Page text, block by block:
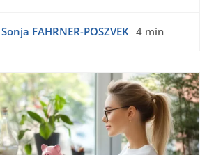
Sonja FAHRNER-POSZVEK 4 min